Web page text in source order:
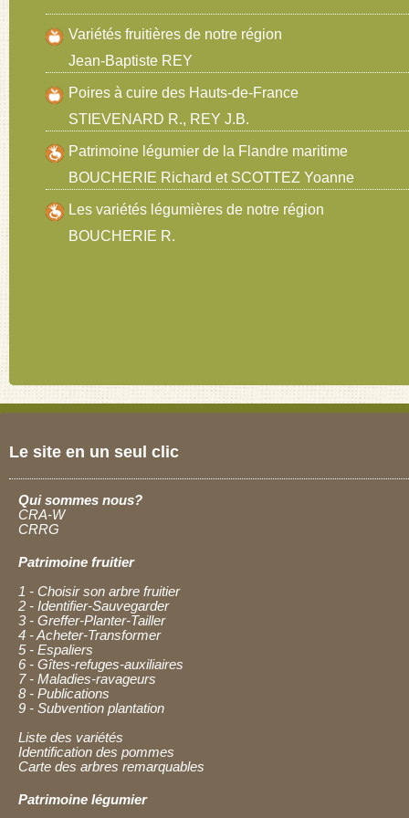
Variétés fruitières de notre région
Jean-Baptiste REY
Poires à cuire des Hauts-de-France
STIEVENARD R., REY J.B.
Patrimoine légumier de la Flandre maritime
BOUCHERIE Richard et SCOTTEZ Yoanne
Les variétés légumières de notre région
BOUCHERIE R.
Le site en un seul clic
Qui sommes nous?
CRA-W
CRRG
Patrimoine fruitier
1 - Choisir son arbre fruitier
2 - Identifier-Sauvegarder
3 - Greffer-Planter-Tailler
4 - Acheter-Transformer
5 - Espaliers
6 - Gîtes-refuges-auxiliaires
7 - Maladies-ravageurs
8 - Publications
9 - Subvention plantation
Liste des variétés
Identification des pommes
Carte des arbres remarquables
Patrimoine légumier